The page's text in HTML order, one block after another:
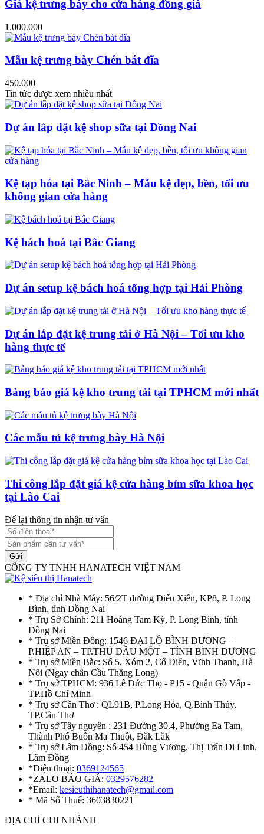
Giá kệ trưng bày cho cửa hàng đồng giá
1.000.000
Mẫu kệ trưng bày Chén bát đĩa
450.000
Tin tức được xem nhiều nhất
Dự án lắp đặt kệ shop sữa tại Đồng Nai
Kệ tạp hóa tại Bắc Ninh – Mẫu kệ đẹp, bền, tối ưu
không gian cửa hàng
Kệ bách hoá tại Bắc Giang
Dự án setup kệ bách hoá tổng hợp tại Hải Phòng
Dự án lắp đặt kệ trung tải ở Hà Nội – Tối ưu kho
hàng thực tế
Bảng báo giá kệ kho trung tải tại TPHCM mới nhất
Các mẫu tủ kệ trưng bày Hà Nội
Thi công lắp đặt giá kệ cửa hàng bỉm sữa khoa học
tại Lào Cai
Để lại thông tin nhận tư vấn
Gửi
CÔNG TY TNHH HANATECH VIỆT NAM
* Địa chỉ Nhà Máy: 56/2T đường Điểu Xiển, KP8, P. Long
Bình, tỉnh Đồng Nai
* Trụ Sở Chính: 211 Hoàng Tam Kỳ, P. Long Bình, tỉnh
Đồng Nai
* Trụ sở Miền Đông: 1546 ĐẠI LỘ BÌNH DƯƠNG –
P.HIỆP AN – TP.THỦ DẦU MỘT – TỈNH BÌNH DƯƠNG
* Trụ sở Miền Bắc: Số 5, Xóm 2, Cổ Điển, Vĩnh Thanh, Hà
Nôi (Ngay chân Cầu Thăng Long)
* Trụ sở TPHCM: 936 Lê Đức Thọ - P15 - Quận Gò Vấp -
TP.Hồ Chí Minh
* Trụ sở Cần Thơ : QL91B, P.Long Hòa, Q.Bình Thủy,
TP.Cần Thơ
* Trụ sở Tây nguyên : 231 Đường 30.4, Phường Ea Tam,
Thành Phố Buôn Ma Thuột, Đắk Lắk
* Trụ sở Lâm Đồng: Số 454 Hùng Vương, Thị Trấn Di Linh,
Lâm Đồng
*Điện thoại: 0369124565
*ZALO BÁO GIÁ: 0329576282
*Email: kesieuthihanatech@gmail.com
* Mã Số Thuế: 3603830221
ĐỊA CHỈ CHI NHÁNH